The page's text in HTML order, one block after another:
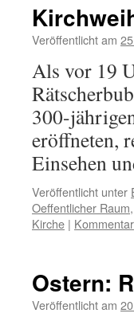
Veröffentlicht am
Als vor 19
300-
eröffneten,
Einsehen
Veröffentlicht unter
Oeffentlicher Raum,
Kirche |
Ostern:
Veröffentlicht am